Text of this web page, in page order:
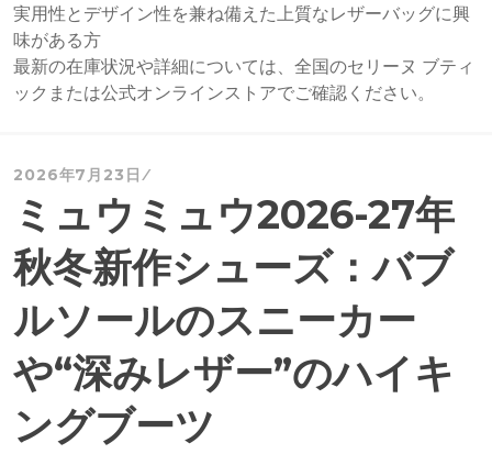
実用性とデザイン性を兼ね備えた上質なレザーバッグに興
味がある方
最新の在庫状況や詳細については、全国のセリーヌ ブティ
ックまたは公式オンラインストアでご確認ください。
2026年7月23日
ミュウミュウ2026-27年
秋冬新作シューズ：バブ
ルソールのスニーカー
や“深みレザー”のハイキ
ングブーツ